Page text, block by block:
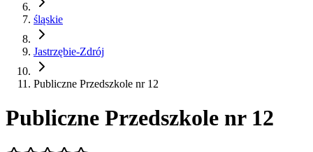
śląskie
Jastrzębie-Zdrój
Publiczne Przedszkole nr 12
Publiczne Przedszkole nr 12